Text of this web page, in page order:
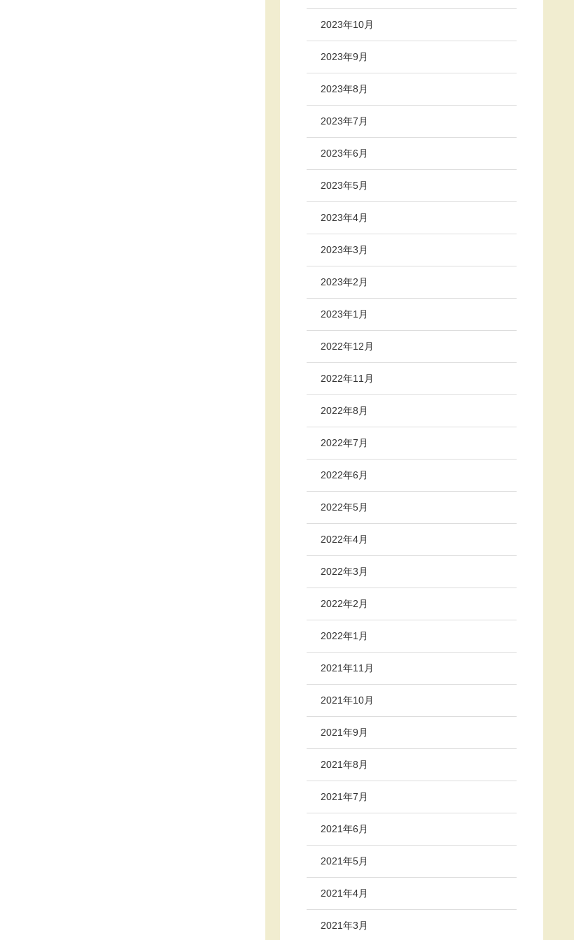
2023年10月
2023年9月
2023年8月
2023年7月
2023年6月
2023年5月
2023年4月
2023年3月
2023年2月
2023年1月
2022年12月
2022年11月
2022年8月
2022年7月
2022年6月
2022年5月
2022年4月
2022年3月
2022年2月
2022年1月
2021年11月
2021年10月
2021年9月
2021年8月
2021年7月
2021年6月
2021年5月
2021年4月
2021年3月